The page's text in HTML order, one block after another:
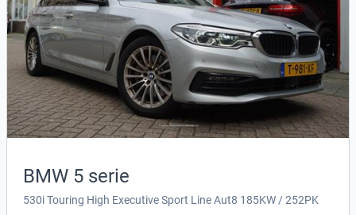
BMW 5 serie
530i Touring High Executive Sport Line Aut8 185KW / 252PK